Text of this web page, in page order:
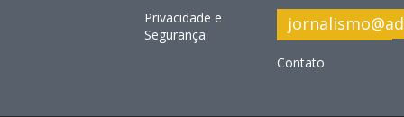
Privacidade e
Segurança
Contato